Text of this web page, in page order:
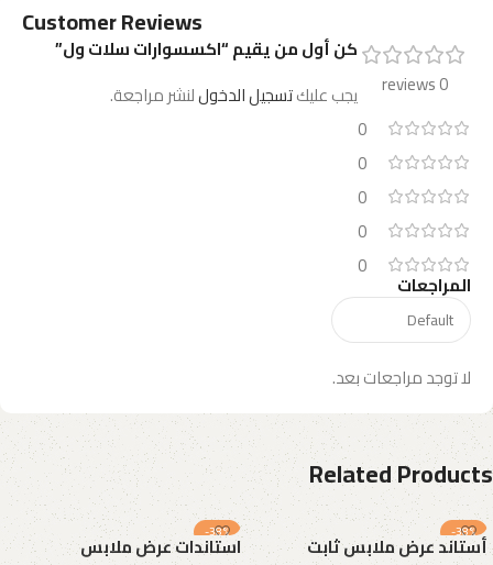
Customer Reviews
0 reviews
0
0
0
0
0
المراجعات
لا توجد مراجعات بعد.
كن أول من يقيم “اكسسوارات سلات ول”
يجب عليكتسجيل الدخوللنشر مراجعة.
Related Products
-38%
أستاند عرض ملابس ثابت
-38%
استاندات عرض ملابس